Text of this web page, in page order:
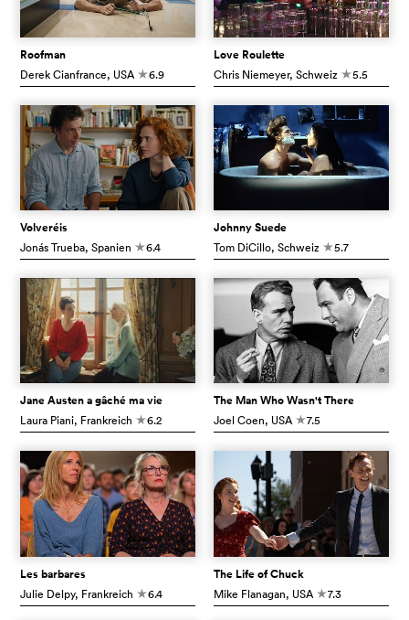
Roofman
Derek Cianfrance, USA c6.9
Love Roulette
Chris Niemeyer, Schweiz c5.5
Volveréis
Jonás Trueba, Spanien c6.4
Johnny Suede
Tom DiCillo, Schweiz c5.7
Jane Austen a gâché ma vie
Laura Piani, Frankreich c6.2
The Man Who Wasn't There
Joel Coen, USA c7.5
Les barbares
Julie Delpy, Frankreich c6.4
The Life of Chuck
Mike Flanagan, USA c7.3